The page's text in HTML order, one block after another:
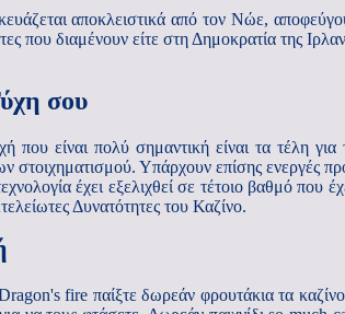
αποκλειστικά από τον Νώε,
που διαμένουν είτε στη Δημοκρατία της
σου
είναι πολύ σημαντική είναι τα τέλη για
στοιχηματισμού. Υπάρχουν επίσης ενεργές
έχει εξελιχθεί σε τέτοιο βαθμό που
Δυνατότητες του Καζίνο.
fire παίξτε δωρεάν φρουτάκια τα